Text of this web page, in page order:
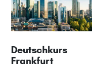
Deutschkurs
Frankfurt